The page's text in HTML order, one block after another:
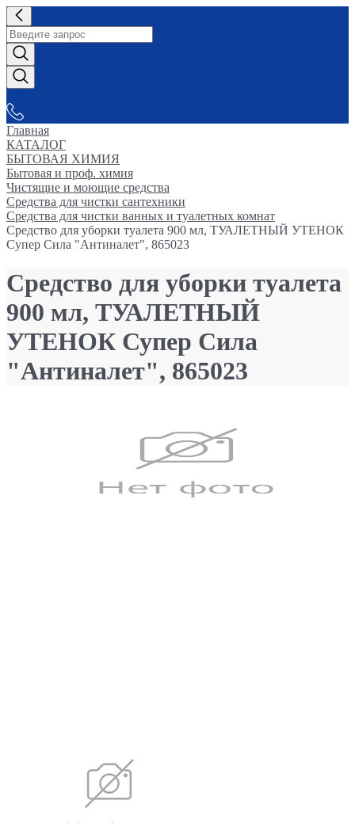
Главная
КАТАЛОГ
БЫТОВАЯ ХИМИЯ
Бытовая и проф. химия
Чистящие и моющие средства
Средства для чистки сантехники
Средства для чистки ванных и туалетных комнат
Средство для уборки туалета 900 мл, ТУАЛЕТНЫЙ УТЕНОК
Супер Сила "Антиналет", 865023
Средство для уборки туалета
900 мл, ТУАЛЕТНЫЙ
УТЕНОК Супер Сила
"Антиналет", 865023